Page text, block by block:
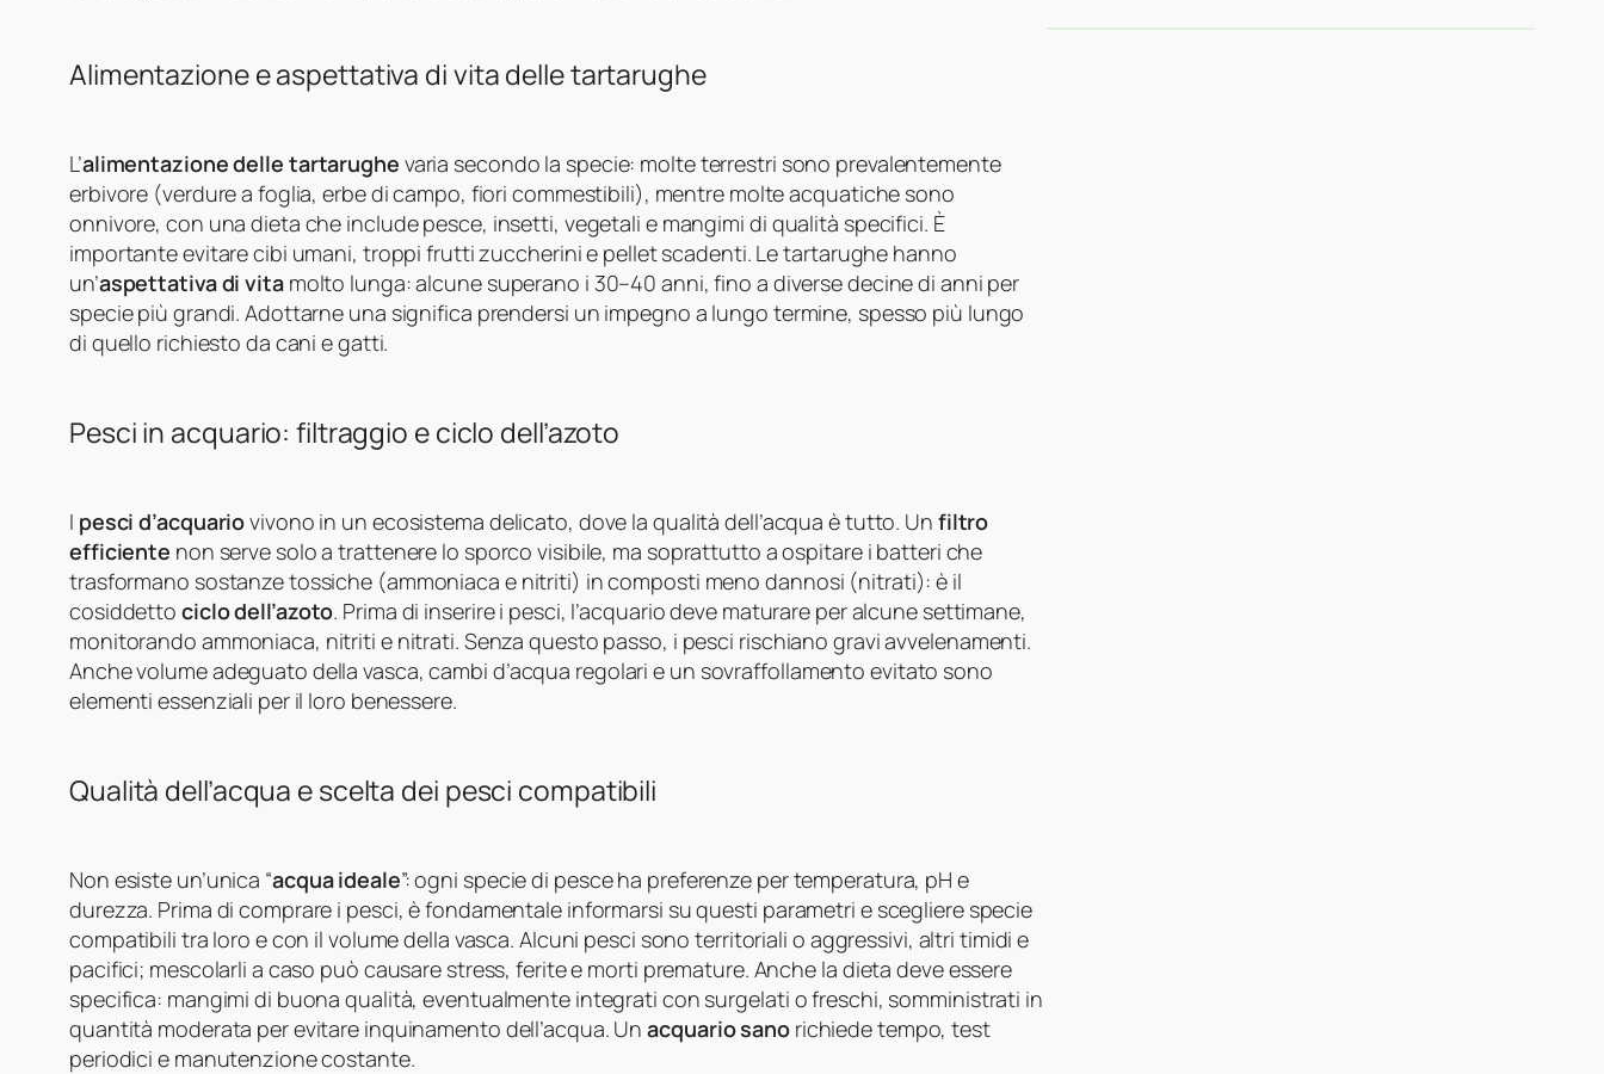
Alimentazione e aspettativa di vita delle tartarughe
L’alimentazione delle tartarughe varia secondo la specie: molte terrestri sono prevalentemente
erbivore (verdure a foglia, erbe di campo, fiori commestibili), mentre molte acquatiche sono
onnivore, con una dieta che include pesce, insetti, vegetali e mangimi di qualità specifici. È
importante evitare cibi umani, troppi frutti zuccherini e pellet scadenti. Le tartarughe hanno
un’aspettativa di vitamolto lunga: alcune superano i 30–40 anni, fino a diverse decine di anni per
specie più grandi. Adottarne una significa prendersi un impegno a lungo termine, spesso più lungo
di quello richiesto da cani e gatti.
Pesci in acquario: filtraggio e ciclo dell’azoto
I pesci d’acquariovivono in un ecosistema delicato, dove la qualità dell’acqua è tutto. Un filtro
efficiente non serve solo a trattenere lo sporco visibile, ma soprattutto a ospitare i batteri che
trasformano sostanze tossiche (ammoniaca e nitriti) in composti meno dannosi (nitrati): è il
cosiddetto ciclo dell’azoto. Prima di inserire i pesci, l’acquario deve maturare per alcune settimane,
monitorando ammoniaca, nitriti e nitrati. Senza questo passo, i pesci rischiano gravi avvelenamenti.
Anche volume adeguato della vasca, cambi d’acqua regolari e un sovraffollamento evitato sono
elementi essenziali per il loro benessere.
Qualità dell’acqua e scelta dei pesci compatibili
Non esiste un’unica “acqua ideale”: ogni specie di pesce ha preferenze per temperatura, pH e
durezza. Prima di comprare i pesci, è fondamentale informarsi su questi parametri e scegliere specie
compatibili tra loro e con il volume della vasca. Alcuni pesci sono territoriali o aggressivi, altri timidi e
pacifici; mescolarli a caso può causare stress, ferite e morti premature. Anche la dieta deve essere
specifica: mangimi di buona qualità, eventualmente integrati con surgelati o freschi, somministrati in
quantità moderata per evitare inquinamento dell’acqua. Unacquario sanorichiede tempo, test
periodici e manutenzione costante.